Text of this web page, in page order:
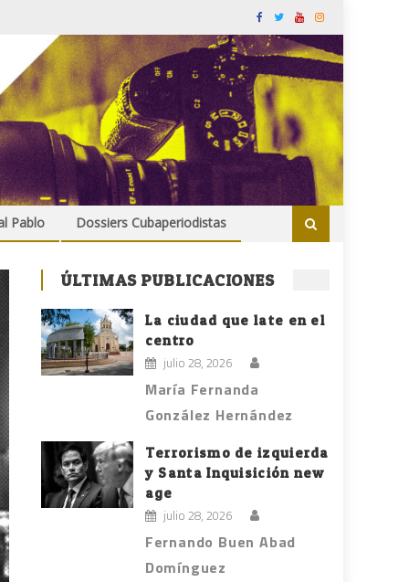
Pablo Dossiers Cubaperiodistas
ÚLTIMAS PUBLICACIONES
La ciudad que late en el
centro
julio 28, 2026
María Fernanda
González Hernández
Terrorismo de izquierda
y Santa Inquisición new
age
julio 28, 2026
Fernando Buen Abad
Domínguez